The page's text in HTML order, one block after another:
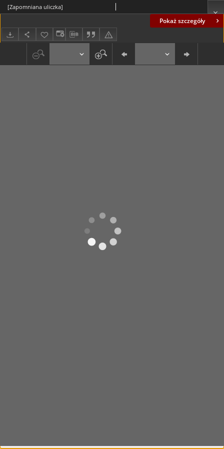
Pokaż szczegóły
[Zapomniana uliczka]